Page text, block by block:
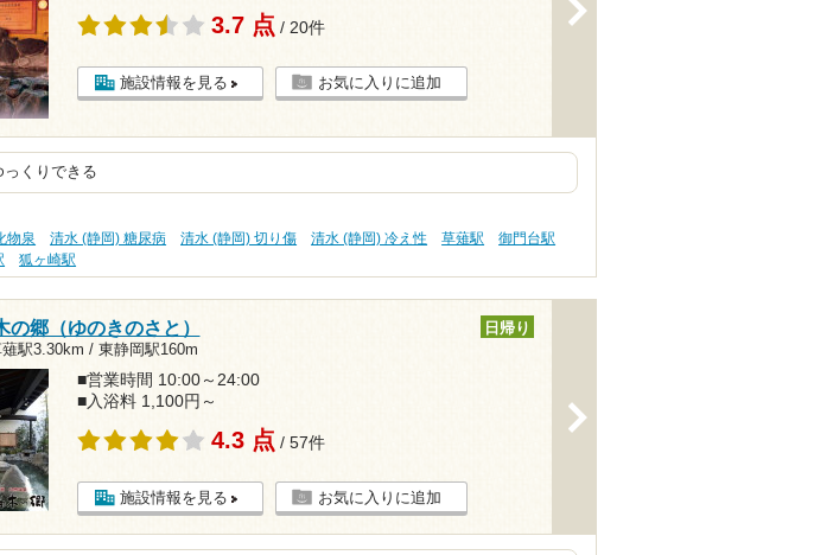
3.7 点 / 20件
施設情報を見る お気に入りに追加
っくりできる
物泉 清水 (静岡) 糖尿病 清水 (静岡) 切り傷 清水 (静岡) 冷え性 草薙駅
御門台駅
狐ヶ崎駅
郷（ゆのきのさと）
駅3.30km / 東静岡駅160m
日帰り
■営業時間 10:00～24:00
■入浴料 1,100円～
4.3 点 / 57件
施設情報を見る お気に入りに追加